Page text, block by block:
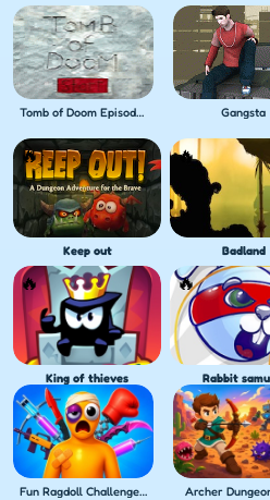
Tomb of Doom Episode 1 Gangsta
Keep out Badland
King of thieves Rabbit
Fun Ragdoll Challenge! Mini Games Collection! Archer